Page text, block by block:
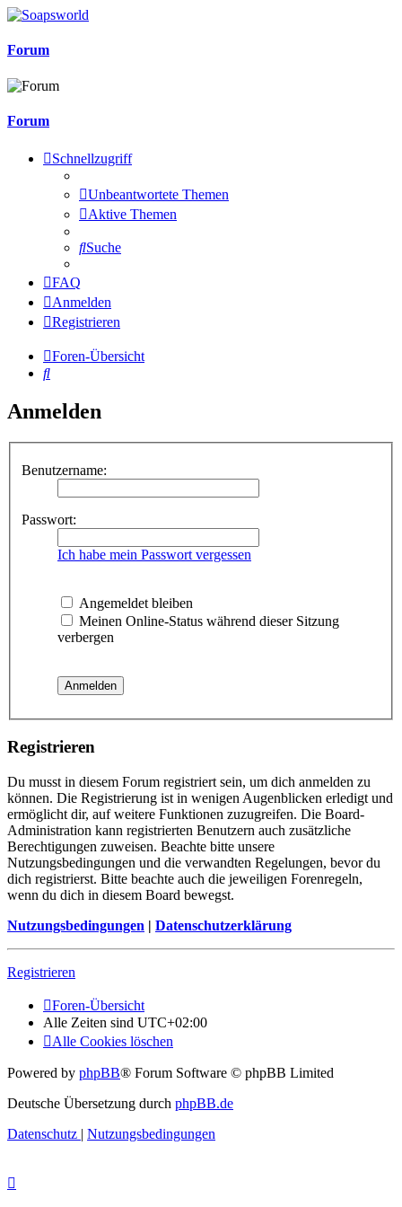
Forum
Forum
Schnellzugriff
Unbeantwortete Themen
Aktive Themen
Suche
FAQ
Anmelden
Registrieren
Foren-Übersicht
Suche
Anmelden
Benutzername:
Passwort:
Ich habe mein Passwort vergessen
Angemeldet bleiben
Meinen Online-Status während dieser Sitzung
verbergen
Registrieren
Du musst in diesem Forum registriert sein, um dich anmelden zu
können. Die Registrierung ist in wenigen Augenblicken erledigt und
ermöglicht dir, auf weitere Funktionen zuzugreifen. Die Board-
Administration kann registrierten Benutzern auch zusätzliche
Berechtigungen zuweisen. Beachte bitte unsere
Nutzungsbedingungen und die verwandten Regelungen, bevor du
dich registrierst. Bitte beachte auch die jeweiligen Forenregeln,
wenn du dich in diesem Board bewegst.
Nutzungsbedingungen | Datenschutzerklärung
Registrieren
Foren-Übersicht
Alle Zeiten sind UTC+02:00
Alle Cookies löschen
Powered by phpBB® Forum Software © phpBB Limited
Deutsche Übersetzung durch phpBB.de
Datenschutz | Nutzungsbedingungen